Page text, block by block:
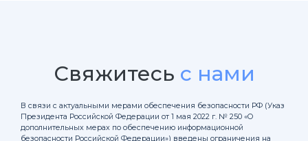
Свяжитесь с нами
В связи с актуальными мерами обеспечения безопасности РФ (Указ
Президента Российской Федерации от 1 мая 2022 г. № 250 «О
дополнительных мерах по обеспечению информационной
безопасности Российской Федерации») введены ограничения на